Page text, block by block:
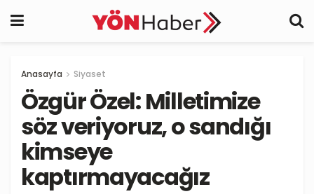
Anasayfa Siyaset
Özgür Özel: Milletimize
söz veriyoruz, o sandığı
kimseye
kaptırmayacağız